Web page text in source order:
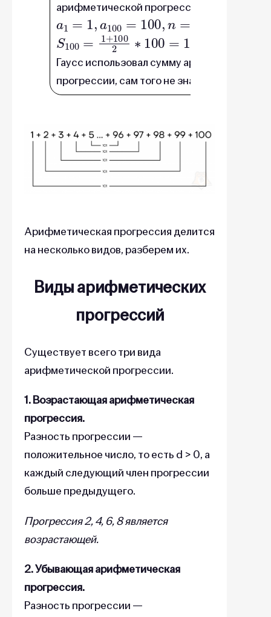
арифметической прогрессии. Пусть
a1 1 a100 100,n=100
S100 1 +100 ∗ 100 101
Гаусс использовал сумму арифметической
прогрессии, сам того не зная.
Арифметическая прогрессия делится
на несколько видов, разберем их.
Виды арифметических
прогрессий
Существует всего три вида
арифметической прогрессии.
1. Возрастающая арифметическая
прогрессия.
Разность прогрессии —
положительное число, то есть d > 0, а
каждый следующий член прогрессии
больше предыдущего.
Прогрессия 2, 4, 6, 8 является
возрастающей.
2. Убывающая арифметическая
прогрессия.
Разность прогрессии —